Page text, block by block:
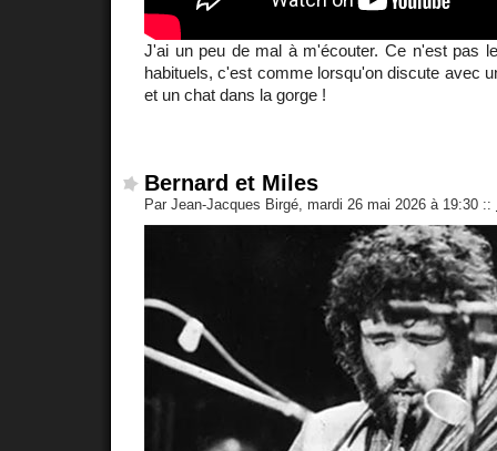
J'ai un peu de mal à m'écouter. Ce n'est pas
habituels, c'est comme lorsqu'on discute avec
et un chat dans la gorge !
Bernard et Miles
Par Jean-Jacques Birgé, mardi 26 mai 2026 à 19:30 ::